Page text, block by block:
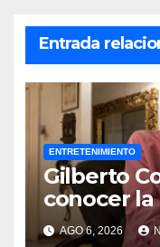
Entrada
ENTRETENIMIENTO
Gilberto
conocer
tribunal
AGO 6, 2026